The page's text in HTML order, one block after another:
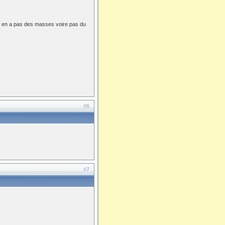
a pas des masses voire pas du
#6
#7